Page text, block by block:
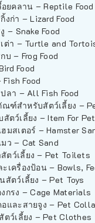
ยคลาน – Reptile Food
งก่า – Lizard Food
– Snake Food
ต่า – Turtle and
บ – Frog Food
Food
Food
ลา – All Fish Food
ฑ์สำหรับสัตว์เลี้ยง –
ตว์เลี้ยง – Item For
มสเตอร์ – Hamster
ว – Cat Sand
ตว์เลี้ยง – Pet Toilets
เครื่องป้อน – Bowls,
สัตว์เลี้ยง – Pet Toys
กรง – Cage Materials
และสายจูง – Pet
ตว์เลี้ยง – Pet Clothes